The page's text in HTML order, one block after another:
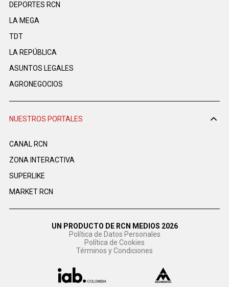
DEPORTES RCN
LA MEGA
TDT
LA REPÚBLICA
ASUNTOS LEGALES
AGRONEGOCIOS
NUESTROS PORTALES
CANAL RCN
ZONA INTERACTIVA
SUPERLIKE
MARKET RCN
UN PRODUCTO DE RCN MEDIOS 2026
Política de Datos Personales
Política de Cookies
Términos y Condiciones